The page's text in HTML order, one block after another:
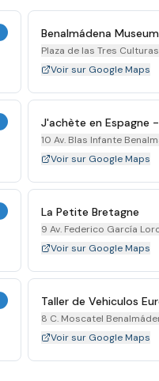
Benalmádena Museum
Plaza de las Tres
Voir sur Google Maps
J'achète en Espagne
10 Av. Blas Infante
Voir sur Google Maps
La Petite Bretagne
9 Av. Federico García
Voir sur Google Maps
Taller de Vehiculos
8 C. Moscatel
Voir sur Google Maps